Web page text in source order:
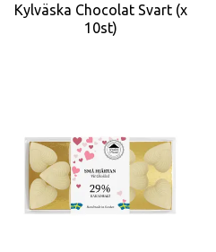
Kylväska Chocolat Svart (x
10st)